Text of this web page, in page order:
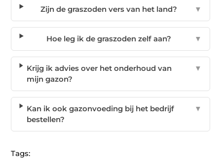
Zijn de graszoden vers van het land? ▼
Hoe leg ik de graszoden zelf aan? ▼
Krijg ik advies over het onderhoud van
mijn gazon?
▼
Kan ik ook gazonvoeding bij het bedrijf
bestellen?
▼
Tags: